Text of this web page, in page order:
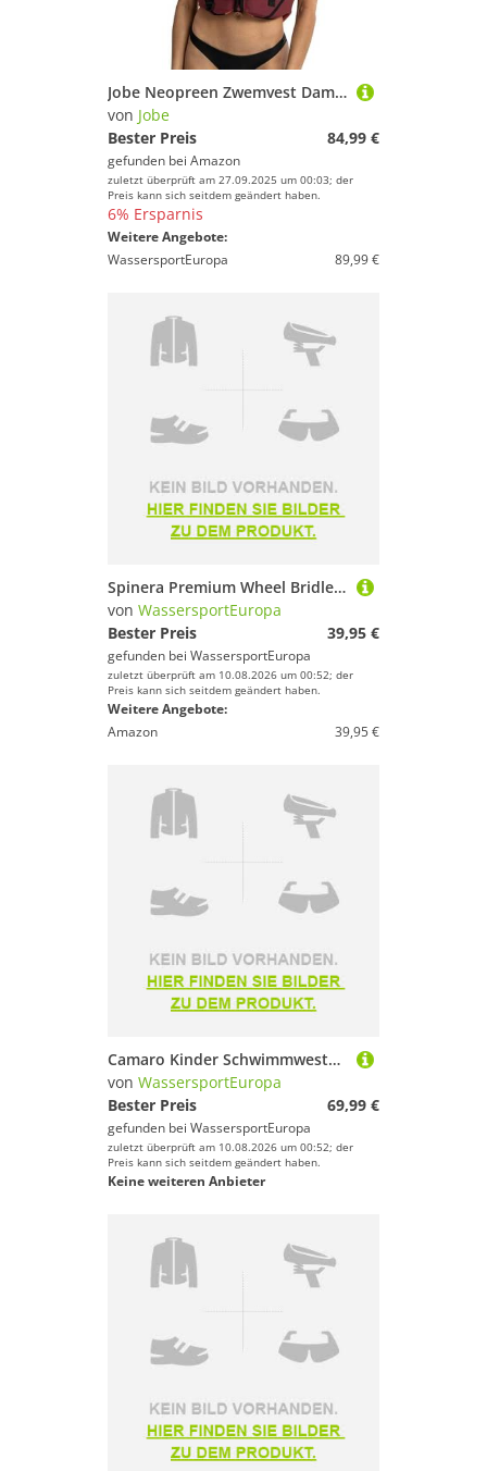
Jobe Neopreen Zwemvest Dames Roze
von Jobe
Bester Preis
84,99 €
gefunden bei Amazon
zuletzt überprüft am 27.09.2025 um 00:03; der
Preis kann sich seitdem geändert haben.
6% Ersparnis
Weitere Angebote:
WassersportEuropa
89,99 €
Spinera Premium Wheel Bridle Schleppdreieck mit Umlenkrolle
von WassersportEuropa
Bester Preis
39,95 €
gefunden bei WassersportEuropa
zuletzt überprüft am 10.08.2026 um 00:52; der
Preis kann sich seitdem geändert haben.
Weitere Angebote:
Amazon
39,95 €
Camaro Kinder Schwimmweste Neoprenweste Schwimmhilfe Wendeweste Neopren
von WassersportEuropa
Bester Preis
69,99 €
gefunden bei WassersportEuropa
zuletzt überprüft am 10.08.2026 um 00:52; der
Preis kann sich seitdem geändert haben.
Keine weiteren Anbieter